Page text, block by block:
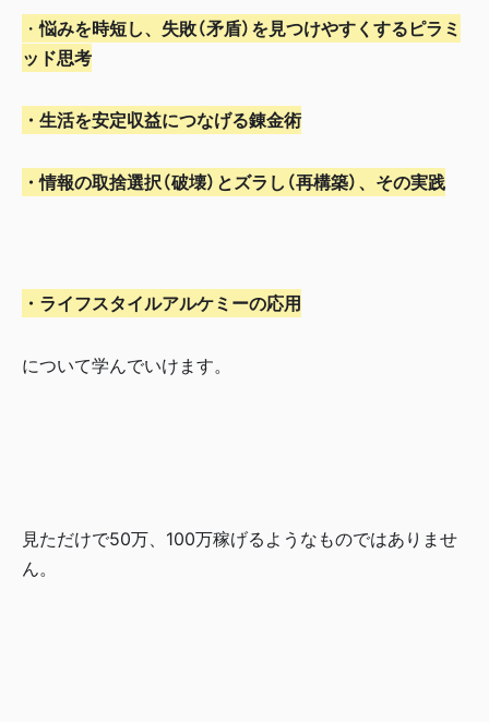
・悩みを時短し、失敗（矛盾）を見つけやすくするピラミ
ッド思考
・生活を安定収益につなげる錬金術
・情報の取捨選択（破壊）とズラし（再構築）、その実践
・ライフスタイルアルケミーの応用
について学んでいけます。
見ただけで50万、100万稼げるようなものではありませ
ん。